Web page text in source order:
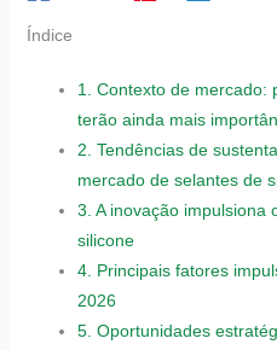
Índice
1. Contexto de mercado:
terão ainda mais
2. Tendências de
mercado de selantes de
3. A inovação impulsiona
silicone
4. Principais fatores
2026
5. Oportunidades